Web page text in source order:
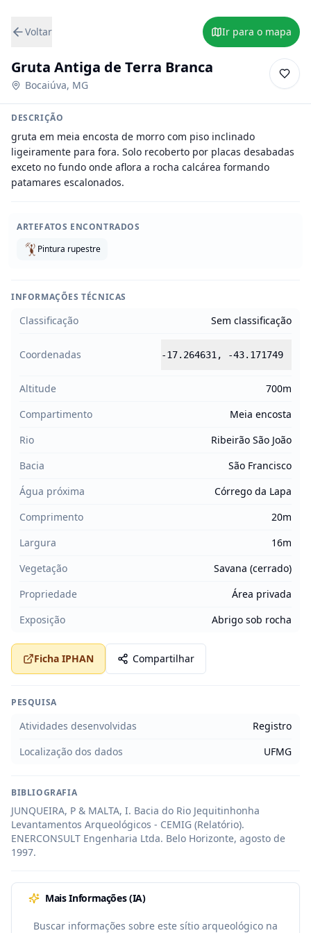
Voltar Ir para o mapa
Gruta Antiga de Terra Branca
Bocaiúva, MG
DESCRIÇÃO
gruta em meia encosta de morro com piso inclinado
ligeiramente para fora. Solo recoberto por placas desabadas
exceto no fundo onde aflora a rocha calcárea formando
patamares escalonados.
ARTEFATOS ENCONTRADOS
Pintura rupestre
INFORMAÇÕES TÉCNICAS
Classificação Sem classificação
Coordenadas -17.264631 , -43.171749
Altitude
700m
Compartimento
Meia encosta
Rio
Ribeirão São João
Bacia
São Francisco
Água próxima
Córrego da Lapa
Comprimento
20m
Largura
16m
Vegetação
Savana (cerrado)
Propriedade
Área privada
Exposição
Abrigo sob rocha
Ficha IPHAN Compartilhar
PESQUISA
Atividades desenvolvidas
Registro
Localização dos dados
UFMG
BIBLIOGRAFIA
JUNQUEIRA, P & MALTA, I. Bacia do Rio Jequitinhonha
Levantamentos Arqueológicos - CEMIG (Relatório).
ENERCONSULT Engenharia Ltda. Belo Horizonte, agosto de
1997.
Mais Informações (IA)
Buscar informações sobre este sítio arqueológico na